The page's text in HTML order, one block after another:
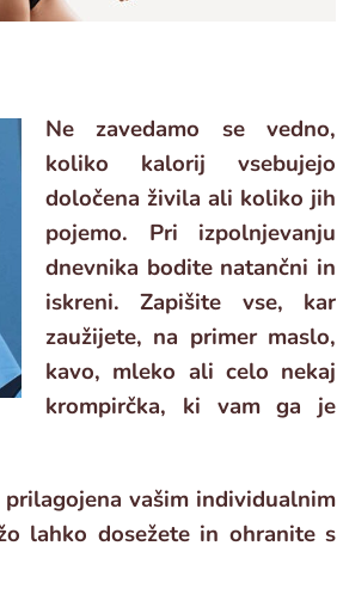
Ne zavedamo se vedno,
koliko kalorij vsebujejo
določena živila ali koliko jih
pojemo. Pri izpolnjevanju
dnevnika bodite natančni in
iskreni. Zapišite vse, kar
zaužijete, na primer maslo,
kavo, mleko ali celo nekaj
krompirčka, ki vam ga je
vašim individualnim
lahko dosežete in ohranite s